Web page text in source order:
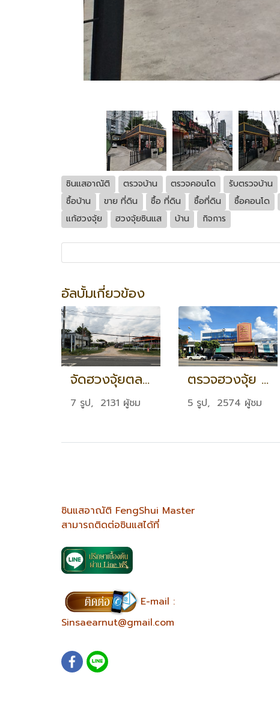
ซินแสอาณัติ ตรวจบ้าน ตรวจคอนโด รับตรวจบ้าน
ซื้อบ้าน
ขาย ที่ดิน ซื้อ ที่ดิน ซื้อที่ดิน ซื้อคอนโด
แก้ฮวงจุ้ย
ฮวงจุ้ยซินแส บ้าน กิจการ
อัลบั้มเกี่ยวข้อง
จัดฮวงจุ้ยตลาดพร้อมพิกัดตำแหน่งเล้งมังกร จ.มุกดาหาร
7 รูป, 2131 ผู้ชม
ตรวจฮวงจุ้ย กิจการขายอุปกรณ์ไฟฟ้า จ.ร้อยเอ็ด
5 รูป, 2574 ผู้ชม
ซินแสอาณัติ FengShui Master
สามารถติดต่อซินแสได้ที่
E-mail :
Sinsaearnut@gmail.com